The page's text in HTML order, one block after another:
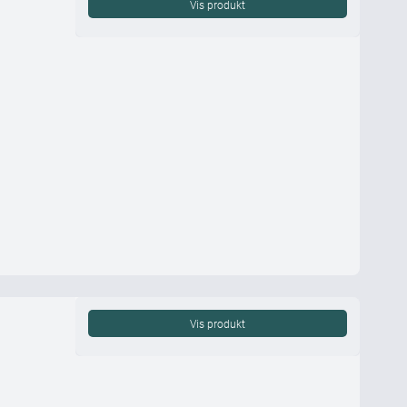
Vis produkt
Vis produkt